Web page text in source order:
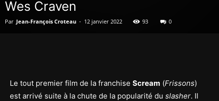
Wes Craven
Par Jean-François Croteau - 12 janvier 2022 93 0
Le tout premier film de la franchise Scream (Frissons)
est arrivé suite à la chute de la popularité du slasher. Il